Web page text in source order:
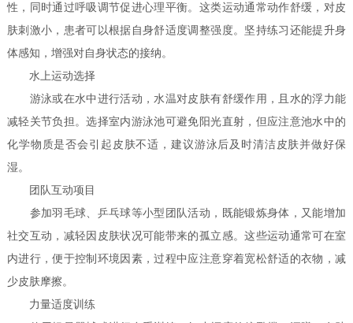
性，同时通过呼吸调节促进心理平衡。这类运动通常动作舒缓，对皮
肤刺激小，患者可以根据自身舒适度调整强度。坚持练习还能提升身
体感知，增强对自身状态的接纳。
水上运动选择
游泳或在水中进行活动，水温对皮肤有舒缓作用，且水的浮力能
减轻关节负担。选择室内游泳池可避免阳光直射，但应注意池水中的
化学物质是否会引起皮肤不适，建议游泳后及时清洁皮肤并做好保
湿。
团队互动项目
参加羽毛球、乒乓球等小型团队活动，既能锻炼身体，又能增加
社交互动，减轻因皮肤状况可能带来的孤立感。这些运动通常可在室
内进行，便于控制环境因素，过程中应注意穿着宽松舒适的衣物，减
少皮肤摩擦。
力量适度训练